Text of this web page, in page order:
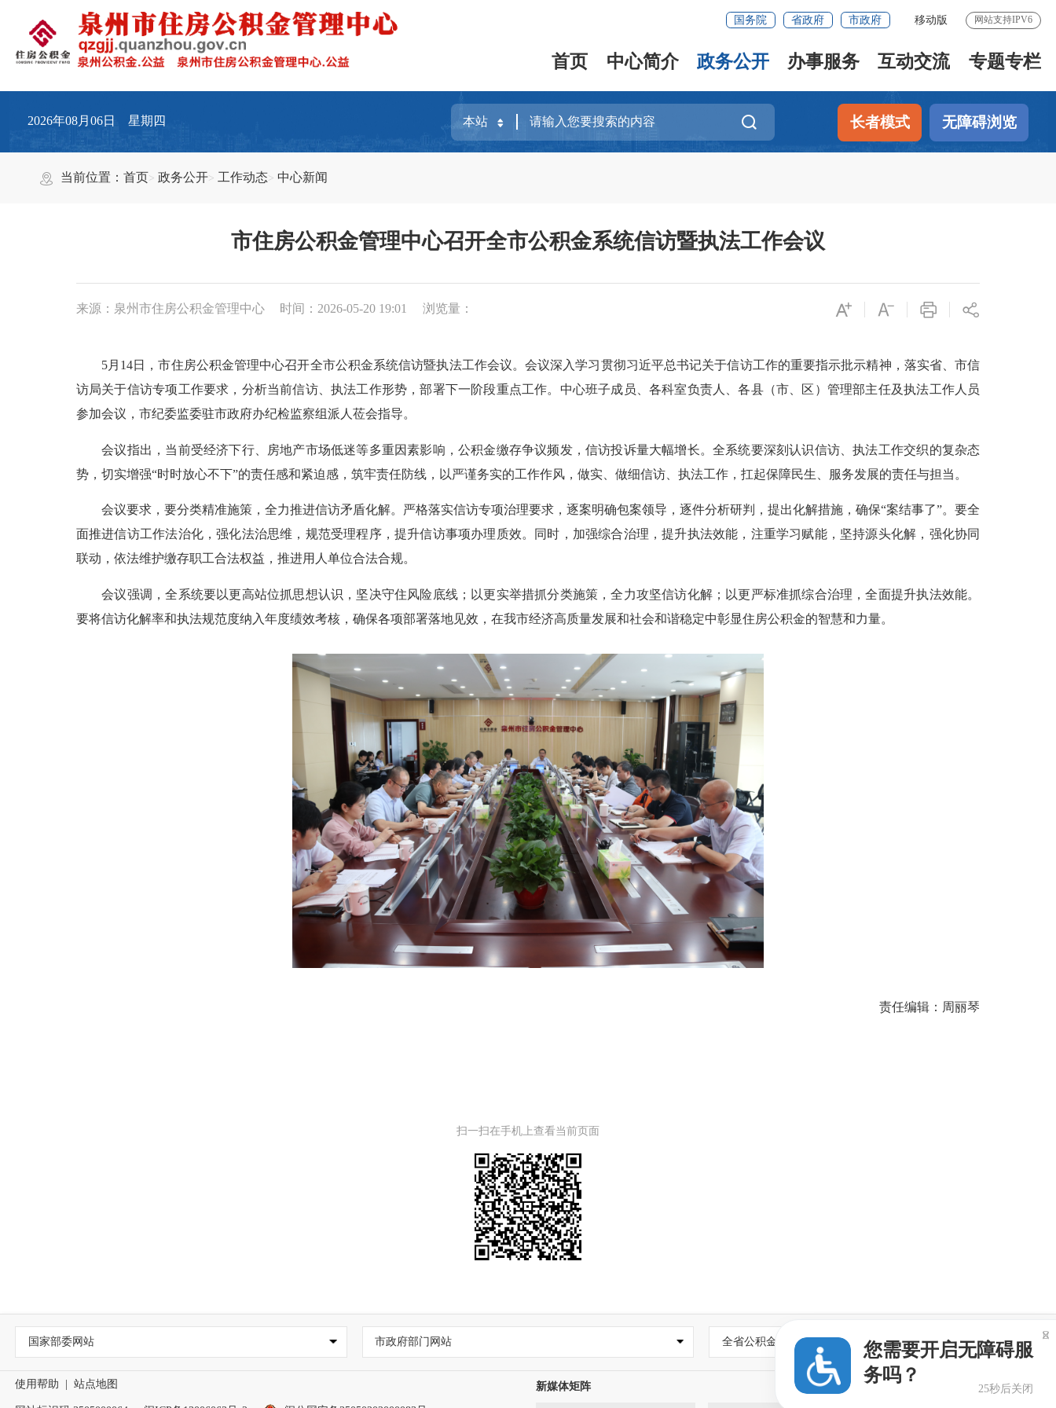
国务院 省政府 市政府 移动版 网站支持IPV6
首页 中心简介 政务公开 办事服务 互动交流 专题专栏
2026年08月06日 星期四 长者模式 无障碍浏览
当前位置：首页 政务公开 工作动态 中心新闻
市住房公积金管理中心召开全市公积金系统信访暨执法工作会议
来源：泉州市住房公积金管理中心 时间：2026-05-20 19:01 浏览量：
5月14日，市住房公积金管理中心召开全市公积金系统信访暨执法工作会议。会议深入学习贯彻习近平总书记关于信访工作的重要指示批示精神，落实省、市信
访局关于信访专项工作要求，分析当前信访、执法工作形势，部署下一阶段重点工作。中心班子成员、各科室负责人、各县（市、区）管理部主任及执法工作人员
参加会议，市纪委监委驻市政府办纪检监察组派人莅会指导。
会议指出，当前受经济下行、房地产市场低迷等多重因素影响，公积金缴存争议频发，信访投诉量大幅增长。全系统要深刻认识信访、执法工作交织的复杂态
势，切实增强“时时放心不下”的责任感和紧迫感，筑牢责任防线，以严谨务实的工作作风，做实、做细信访、执法工作，扛起保障民生、服务发展的责任与担当。
会议要求，要分类精准施策，全力推进信访矛盾化解。严格落实信访专项治理要求，逐案明确包案领导，逐件分析研判，提出化解措施，确保“案结事了”。要全
面推进信访工作法治化，强化法治思维，规范受理程序，提升信访事项办理质效。同时，加强综合治理，提升执法效能，注重学习赋能，坚持源头化解，强化协同
联动，依法维护缴存职工合法权益，推进用人单位合法合规。
会议强调，全系统要以更高站位抓思想认识，坚决守住风险底线；以更实举措抓分类施策，全力攻坚信访化解；以更严标准抓综合治理，全面提升执法效能。
要将信访化解率和执法规范度纳入年度绩效考核，确保各项部署落地见效，在我市经济高质量发展和社会和谐稳定中彰显住房公积金的智慧和力量。
责任编辑：周丽琴
扫一扫在手机上查看当前页面
国家部委网站 市政府部门网站 全省公积金网站
使用帮助 | 站点地图 新媒体矩阵
您需要开启无障碍服
务吗？
25秒后关闭
